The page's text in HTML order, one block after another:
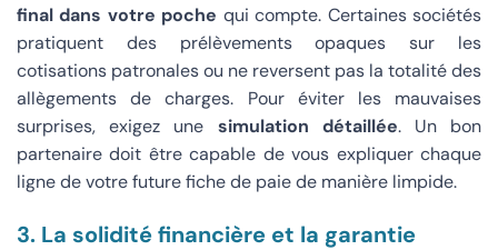
final dans votre poche qui compte. Certaines sociétés
pratiquent des prélèvements opaques sur les
cotisations patronales ou ne reversent pas la totalité des
allègements de charges. Pour éviter les mauvaises
surprises, exigez une simulation détaillée. Un bon
partenaire doit être capable de vous expliquer chaque
ligne de votre future fiche de paie de manière limpide.
3. La solidité financière et la garantie